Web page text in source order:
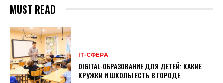
MUST READ
ІТ-СФЕРА
DIGITAL-ОБРАЗОВАНИЕ ДЛЯ ДЕТЕЙ: КАКИЕ
КРУЖКИ И ШКОЛЫ ЕСТЬ В ГОРОДЕ